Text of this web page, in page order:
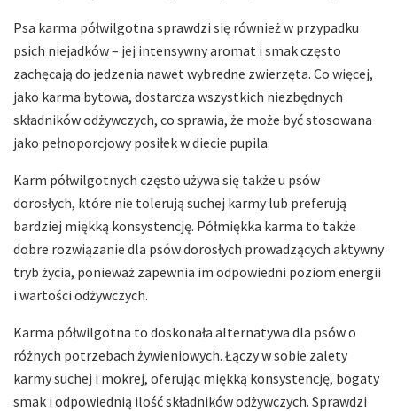
Psa karma półwilgotna sprawdzi się również w przypadku
psich niejadków – jej intensywny aromat i smak często
zachęcają do jedzenia nawet wybredne zwierzęta. Co więcej,
jako karma bytowa, dostarcza wszystkich niezbędnych
składników odżywczych, co sprawia, że może być stosowana
jako pełnoporcjowy posiłek w diecie pupila.
Karm półwilgotnych często używa się także u psów
dorosłych, które nie tolerują suchej karmy lub preferują
bardziej miękką konsystencję. Półmiękka karma to także
dobre rozwiązanie dla psów dorosłych prowadzących aktywny
tryb życia, ponieważ zapewnia im odpowiedni poziom energii
i wartości odżywczych.
Karma półwilgotna to doskonała alternatywa dla psów o
różnych potrzebach żywieniowych. Łączy w sobie zalety
karmy suchej i mokrej, oferując miękką konsystencję, bogaty
smak i odpowiednią ilość składników odżywczych. Sprawdzi